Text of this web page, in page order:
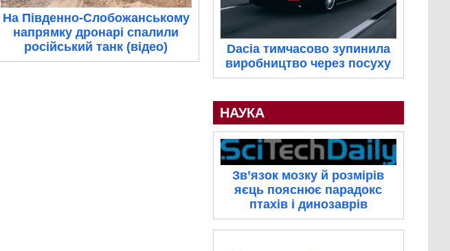
На Південно-Слобожанському
напрямку дронарі спалили
російський танк (відео)
Dacia тимчасово зупинила
виробництво через посуху
НАУКА
Зв’язок мозку й розмірів
яєць пояснює парадокс
птахів і динозаврів